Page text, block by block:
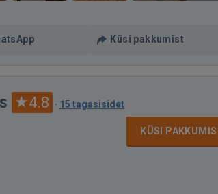
Küsi pakkumist
4.8 · 15 tagasisidet
KÜSI